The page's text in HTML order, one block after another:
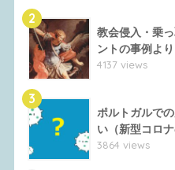
2
教会侵入・乗
ントの事例よ
4137 views
3
ポルトガルで
い（新型コロ
3864 views